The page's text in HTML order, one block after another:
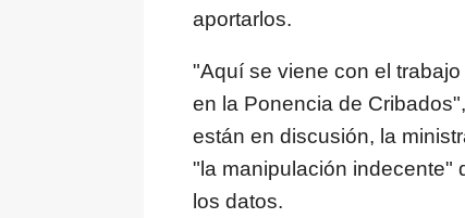
aportarlos.
"Aquí se viene con el
en la Ponencia de
están en discusión, la
"la manipulación indecente"
los datos.